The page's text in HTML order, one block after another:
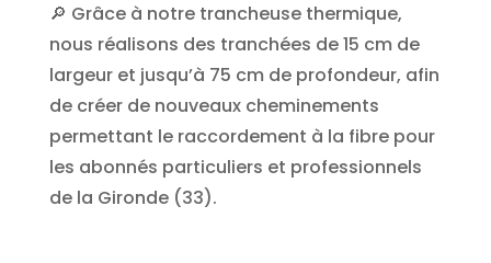
🔎 Grâce à notre trancheuse thermique,
nous réalisons des tranchées de 15 cm de
largeur et jusqu’à 75 cm de profondeur, afin
de créer de nouveaux cheminements
permettant le raccordement à la fibre pour
les abonnés particuliers et professionnels
de la Gironde (33).